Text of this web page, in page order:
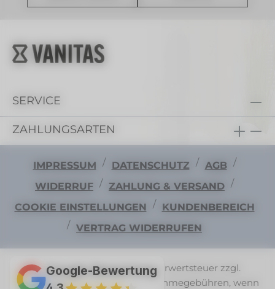
SERVICE
ZAHLUNGSARTEN
IMPRESSUM / DATENSCHUTZ / AGB /
WIDERRUF / ZAHLUNG & VERSAND /
COOKIE EINSTELLUNGEN /
KUNDENBEREICH
/ VERTRAG WIDERRUFEN
Alle Preise exkl. gesetzl. Mehrwertsteuer zzgl.
Versandkosten
und ggf. Nachnahmegebühren, wenn
Google-Bewertung